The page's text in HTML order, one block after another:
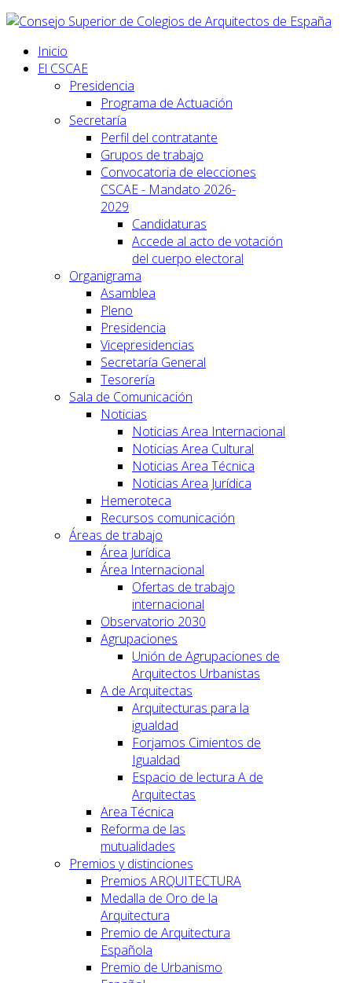
Inicio
El CSCAE
Presidencia
Programa de Actuación
Secretaría
Perfil del contratante
Grupos de trabajo
Convocatoria de elecciones
CSCAE - Mandato 2026-
2029
Candidaturas
Accede al acto de votación
del cuerpo electoral
Organigrama
Asamblea
Pleno
Presidencia
Vicepresidencias
Secretaría General
Tesorería
Sala de Comunicación
Noticias
Noticias Area Internacional
Noticias Area Cultural
Noticias Area Técnica
Noticias Area Jurídica
Hemeroteca
Recursos comunicación
Áreas de trabajo
Área Jurídica
Área Internacional
Ofertas de trabajo
internacional
Observatorio 2030
Agrupaciones
Unión de Agrupaciones de
Arquitectos Urbanistas
A de Arquitectas
Arquitecturas para la
igualdad
Forjamos Cimientos de
Igualdad
Espacio de lectura A de
Arquitectas
Area Técnica
Reforma de las
mutualidades
Premios y distinciones
Premios ARQUITECTURA
Medalla de Oro de la
Arquitectura
Premio de Arquitectura
Española
Premio de Urbanismo